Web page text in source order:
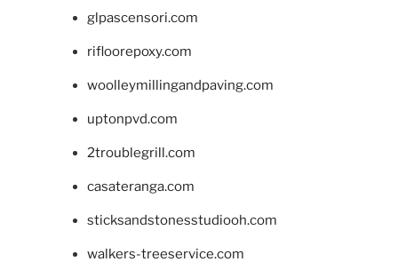
glpascensori.com
rifloorepoxy.com
woolleymillingandpaving.com
uptonpvd.com
2troublegrill.com
casateranga.com
sticksandstonesstudiooh.com
walkers-treeservice.com